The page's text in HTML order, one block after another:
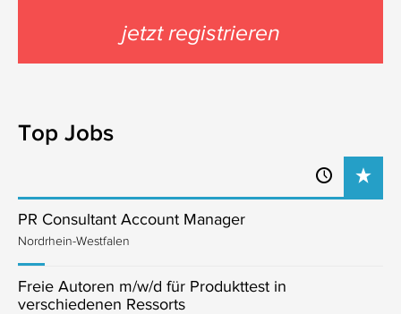
jetzt registrieren
Top Jobs
PR Consultant Account Manager
Nordrhein-Westfalen
Freie Autoren m/w/d für Produkttest in
verschiedenen Ressorts